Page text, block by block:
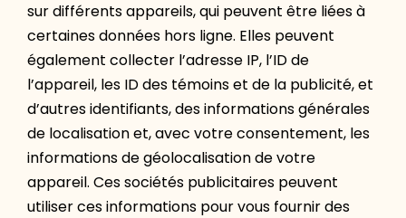
sur différents appareils, qui peuvent être liées à
certaines données hors ligne. Elles peuvent
également collecter l’adresse IP, l’ID de
l’appareil, les ID des témoins et de la publicité, et
d’autres identifiants, des informations générales
de localisation et, avec votre consentement, les
informations de géolocalisation de votre
appareil. Ces sociétés publicitaires peuvent
utiliser ces informations pour vous fournir des